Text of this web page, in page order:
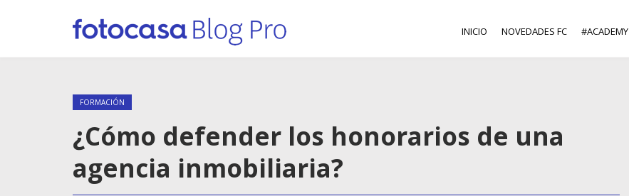
INICIO NOVEDADES FC #ACADEMY
FORMACIÓN
¿Cómo defender los honorarios de una
agencia inmobiliaria?